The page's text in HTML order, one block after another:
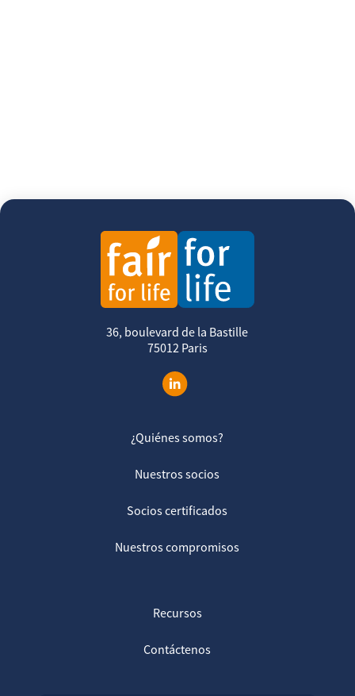
36, boulevard de la Bastille
75012 Paris
¿Quiénes somos?
Nuestros socios
Socios certificados
Nuestros compromisos
Recursos
Contáctenos